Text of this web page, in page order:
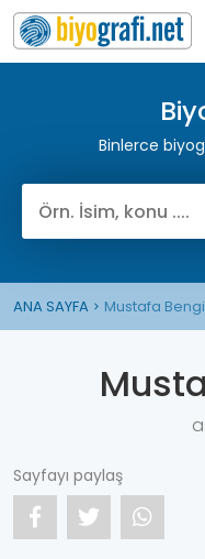
Binlerce
ANA SAYFA Mustafa
Sayfayı paylaş